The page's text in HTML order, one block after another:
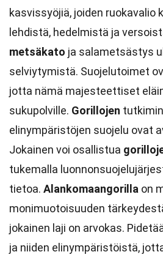
kasvissyöjiä, joiden ruokavalio
lehdistä, hedelmistä ja
metsäkato ja salametsästys
selviytymistä. Suojelutoimet
jotta nämä majesteettiset
sukupolville. Gorillojen
elinympäristöjen suojelu ovat
Jokainen voi osallistua
tukemalla
tietoa. Alankomaangorilla on
monimuotoisuuden
jokainen laji on arvokas.
ja niiden elinympäristöistä,